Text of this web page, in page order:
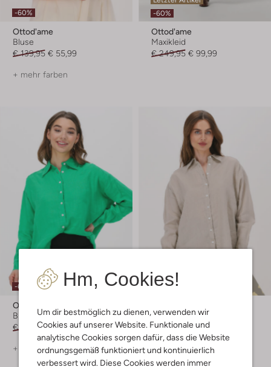
Hm, Cookies!
Um dir bestmöglich zu dienen, verwenden wir
Cookies auf unserer Website. Funktionale und
analytische Cookies sorgen dafür, dass die Website
ordnungsgemäß funktioniert und kontinuierlich
verbessert wird. Diese Cookies werden immer
-60%
Ottod'ame
Bluse
€ 139,95 € 55,99
+ mehr farben
-60%
Ottod'ame
Maxikleid
€ 249,95 € 99,99
-60%
Ottod'ame
Bluse
€ 139,95 € 55,95
+ mehr farben
Letzte Größen
-60%
Bluse
€ 139,95 € 55,99
+ mehr farben